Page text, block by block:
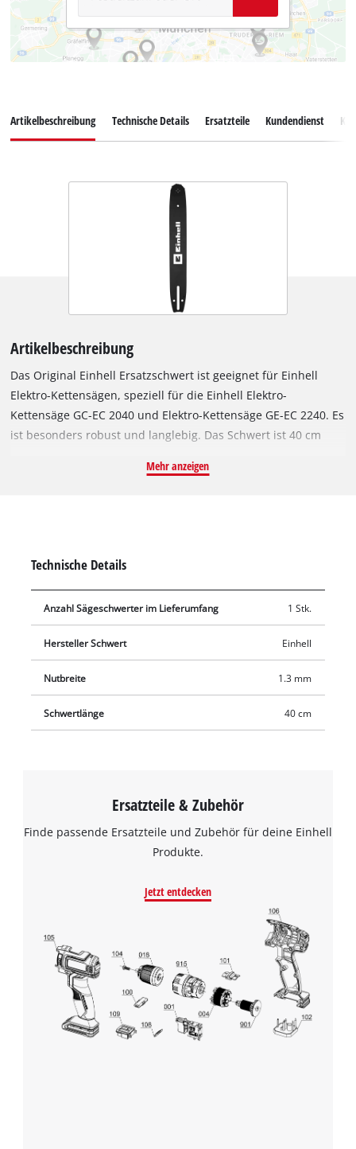
Artikelbeschreibung Technische Details Ersatzteile Kundendienst
Artikelbeschreibung
Das Original Einhell Ersatzschwert ist geeignet für Einhell
Elektro-Kettensägen, speziell für die Einhell Elektro-
Kettensäge GC-EC 2040 und Elektro-Kettensäge GE-EC 2240. Es
ist besonders robust und langlebig. Das Schwert ist 40 cm
besonders gut für Sägearbeiten an Bäumen oder
werden.
Mehr anzeigen
Technische Details
Anzahl Sägeschwerter im Lieferumfang 1 Stk.
Hersteller Schwert Einhell
Nutbreite 1.3 mm
Schwertlänge 40 cm
Ersatzteile & Zubehör
Finde passende Ersatzteile und Zubehör für deine Einhell
Produkte.
Jetzt entdecken